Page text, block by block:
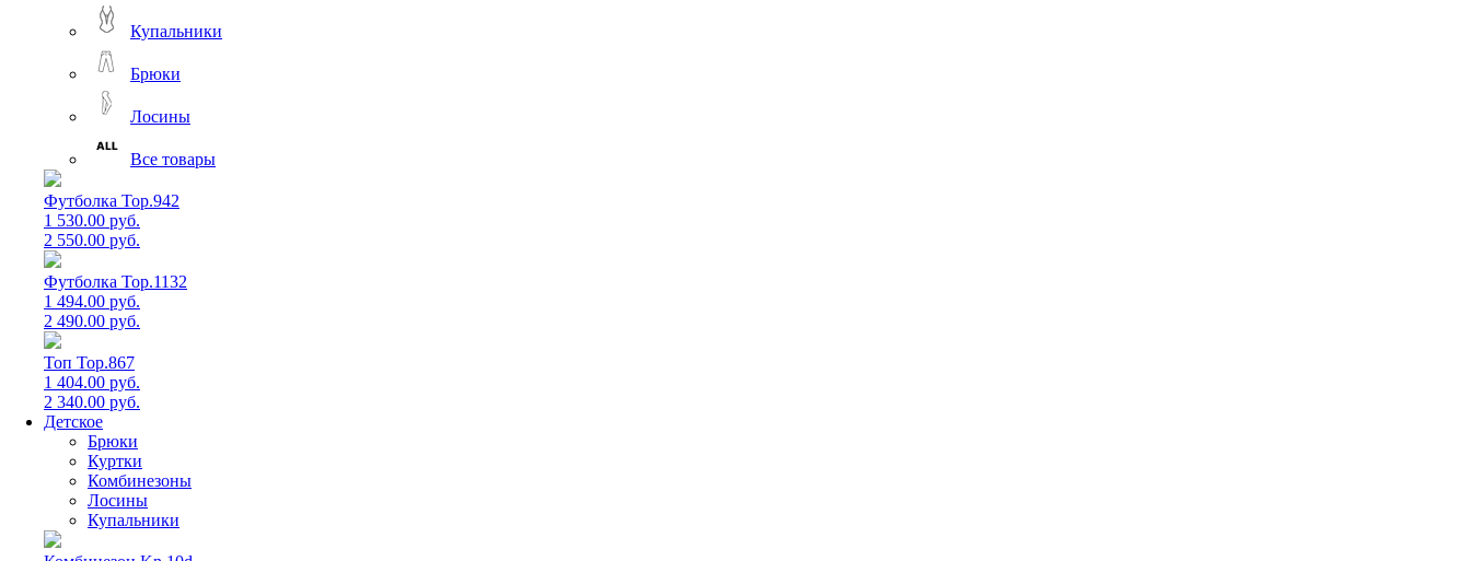
Купальники
Брюки
Лосины
Все товары
Футболка Top.942
1 530.00 руб.
2 550.00 руб.
Футболка Top.1132
1 494.00 руб.
2 490.00 руб.
Топ Top.867
1 404.00 руб.
2 340.00 руб.
Детское
Брюки
Куртки
Комбинезоны
Лосины
Купальники